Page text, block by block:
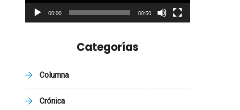
00:00 00:50
Categorías
Columna
Crónica